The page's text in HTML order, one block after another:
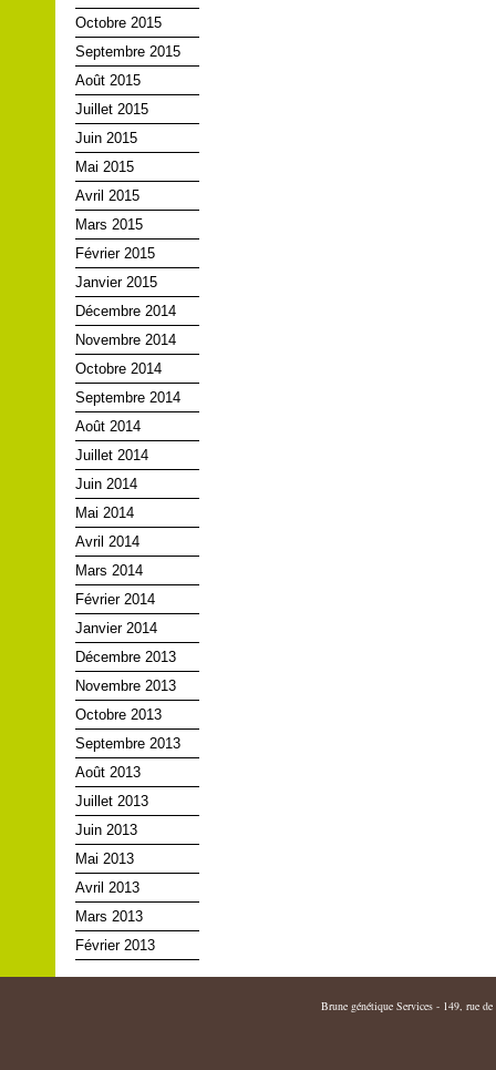
Octobre 2015
Septembre 2015
Août 2015
Juillet 2015
Juin 2015
Mai 2015
Avril 2015
Mars 2015
Février 2015
Janvier 2015
Décembre 2014
Novembre 2014
Octobre 2014
Septembre 2014
Août 2014
Juillet 2014
Juin 2014
Mai 2014
Avril 2014
Mars 2014
Février 2014
Janvier 2014
Décembre 2013
Novembre 2013
Octobre 2013
Septembre 2013
Août 2013
Juillet 2013
Juin 2013
Mai 2013
Avril 2013
Mars 2013
Février 2013
Brune génétique Services - 149, rue